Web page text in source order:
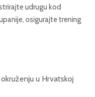
udrugu kod
osigurajte trening
u Hrvatskoj